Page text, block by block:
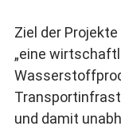
Ziel der
„eine
und damit